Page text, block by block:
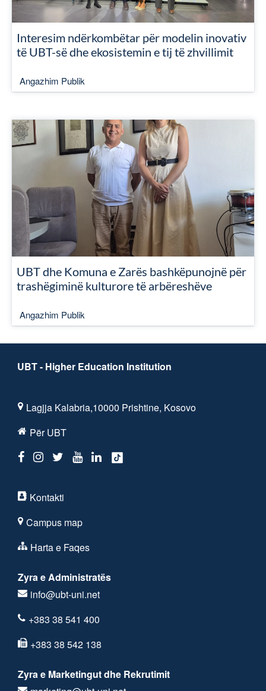
Interesim ndërkombëtar për modelin inovativ
të UBT-së dhe ekosistemin e tij të zhvillimit
Angazhim Publik
UBT dhe Komuna e Zarës bashkëpunojnë për
trashëgiminë kulturore të arbëreshëve
Angazhim Publik
UBT - Higher Education Institution
Lagjja Kalabria,10000 Prishtine, Kosovo
Për UBT
Kontakti
Campus map
Harta e Faqes
Zyra e Administratës
info@ubt-uni.net
+383 38 541 400
+383 38 542 138
Zyra e Marketingut dhe Rekrutimit